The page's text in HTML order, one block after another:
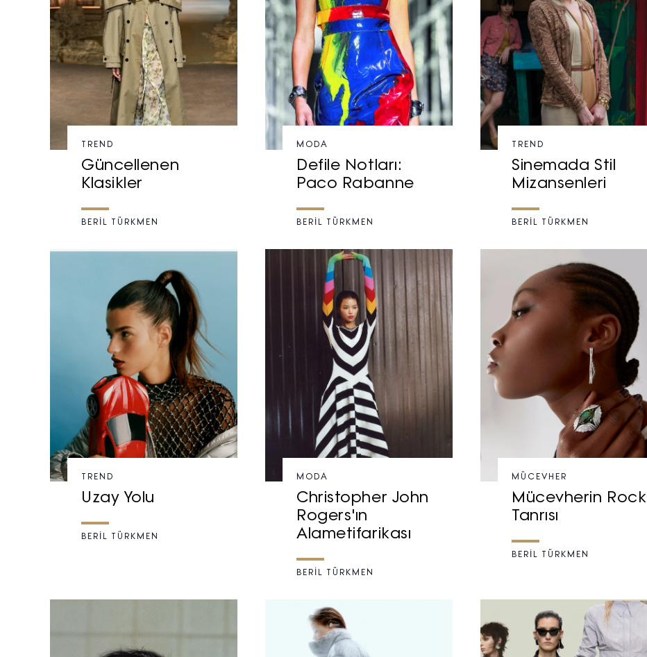
Haftalık E-Bülten
Moda dünyasında neler oluyor? Yeni fikirler, öne çıkan
koleksiyonlar, en vogue trendler, ünlülerden güzelllik sırları
ve en popüler partilerden haberdar olmak için haftalık e-
bültenimize kaydolun.
TREND
Güncellenen
Klasikler
BERİL TÜRKMEN
MODA
Defile Notları:
Paco Rabanne
BERİL TÜRKMEN
TREND
Sinemada Stil
Mizansenleri
BERİL TÜRKMEN
TREND
Uzay Yolu
BERİL TÜRKMEN
MODA
Christopher John
Rogers'ın
Alametifarikası
BERİL TÜRKMEN
MÜCEVHER
Mücevherin Rock
Tanrısı
BERİL TÜRKMEN